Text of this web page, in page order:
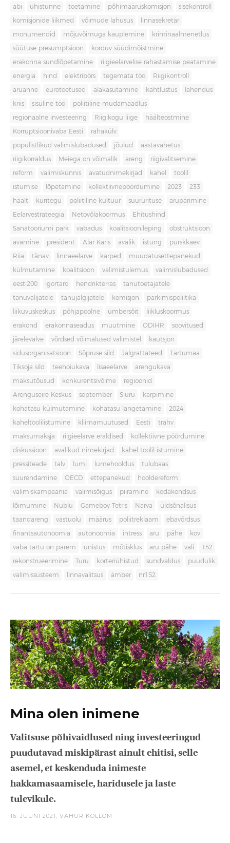
abi ühistunne toetamine põhimääruskomisjon sisekontroll
komisjonide liikmed võimude lahusus linnasekretär
monumendid mõjuvõimuga kauplemine kriminaalmenetlus
süütuse presumptsioon korduv süüdimõistmine
erakonna sundlõpetamine riigieelarvelise rahastamise peatamine
energia hind elektribörs tegemata töö Riigikontroll
aruanne eurotoetused alakasutamine kahtlustus lahendus
kriis sisuline töö poliitiline mudamaadlus
regionaalne investeering Riigikogu liige häälteostmine
Korruptsioonivaba Eesti rahakülv
populistlikud valimislubadused jõulud aastavahetus
riigikorraldus Meiega on võimalik areng riigivalitsemine
reform valimiskünnis avatudnimekirjad kahel toolil
istumise lõpetamine kollektiivnepöördumine 2023 233
häält kuritegu poliitiline kultuur suurürituse arupärimine
Eelarvestrateegia Netovõlakoormus Ehitushind
Sanatooriumi park vabadus koalitsioonileping obstruktsioon
avamine president Alar Karis avalik istung purskkaev
Riia tänav linnaeelarve kärped muudatusettepanekud
külmutamine koalitsioon valimistulemus valimislubadused
eesti200 igortaro hendrikterras tänutoetajatele
tänuvalijatele tänujälgijatele komisjon parkimispoliitika
liikuvuskeskus põhjapoolne ümbersõit liikluskoormus
erakond erakonnaseadus muutmine ODIHR soovitused
järelevalve võrdsed võimalused valimistel kautsjon
sidusorganisatsioon Sõpruse sild Jalgrattateed Tartumaa
Tiksoja sild teehoiukava lisaeelarve arengukava
maksutõusud konkurentsivõime regioonid
Arenguseire Keskus september Siuru kärpimine
kohatasu külmutamine kohatasu langetamine 2024
kaheltoolilistumine kliimamuutused Eesti trahv
maksumaksja riigieelarve eraldised kollektiivne pöördumine
diskussioon avalikud nimekirjad kahel toolil istumine
pressiteade talv lumi lumehooldus tulubaas
suurendamine OECD ettepanekud hooldereform
valimiskampaania valimisõigus piiramine kodakondsus
lõimumine Nublu Gameboy Tetris Narva üldsõnalisus
taandareng vastuolu määrus poliitreklaam ebavõrdsus
finantsautonoomia autonoomia intress aru pähe kov
vaba tartu on parem unistus mõtisklus aru pähe vali 152
rekonstrueerimine Turu korteriühistud sundvaldus puudulik
valimissüsteem linnavalitsus ämber nr152
Mina olen inimene
Valitsuse põhivaidlused ning investeeringud
puudutavad miskipärast ainult ehitisi, selle
asemel, et keskenduda inimeste
hakkamasaamisele, haridusele ja laste
tulevikule.
16. JUUNI 2021, VAHUR KOLLOM